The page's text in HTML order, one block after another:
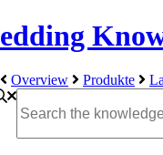
edding
Overview Produkte